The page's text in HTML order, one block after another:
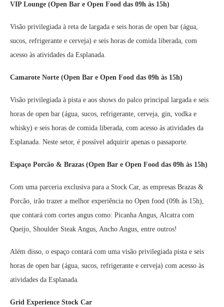
VIP Lounge (Open Bar e Open Food das 09h às 15h)
Visão privilegiada à reta de largada e seis horas de open bar (água,
sucos, refrigerante e cerveja) e seis horas de comida liberada, com
acesso às atividades da Esplanada.
Camarote Norte (Open Bar e Open Food das 09h às 15h)
Visão privilegiada à pista e aos shows do palco principal largada e seis
horas de open bar (água, sucos, refrigerante, cerveja, gin, vodka e
whisky) e seis horas de comida liberada, com acesso às atividades da
Esplanada. Neste setor, é possível adquirir apenas o passaporte.
Espaço Porcão & Brazas (Open Bar e Open Food das 09h às 15h)
Com uma parceria exclusiva para a Stock Car, as empresas Brazas &
Porcão, irão trazer a melhor experiência no Open food (09h às 15h),
que contará com cortes angus como: Picanha Angus, Alcatra com
Queijo, Shoulder Steak Angus, Ancho Angus, entre outros!
Além disso, o espaço contará com uma visão privilegiada pista e seis
horas de open bar (água, sucos, refrigerante e cerveja) com acesso às
atividades da Esplanada.
Grid Experience Stock Car